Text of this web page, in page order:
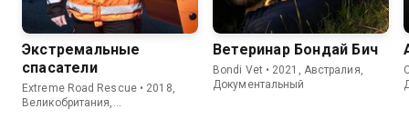
Экстремальные
спасатели
Extreme Road Rescue • 2018,
Великобритания,
Ветеринар Бондай Бич
Bondi Vet • 2021, Австралия,
Документальный